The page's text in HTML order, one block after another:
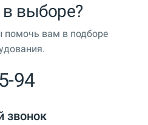
в выборе?
вам в подборе
94
звонок